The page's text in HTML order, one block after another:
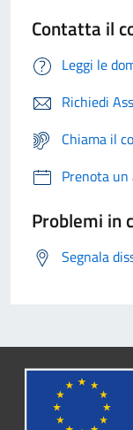
Contatta il
Leggi le
Richiedi
Chiama il
Prenota
Problemi in
Segnala